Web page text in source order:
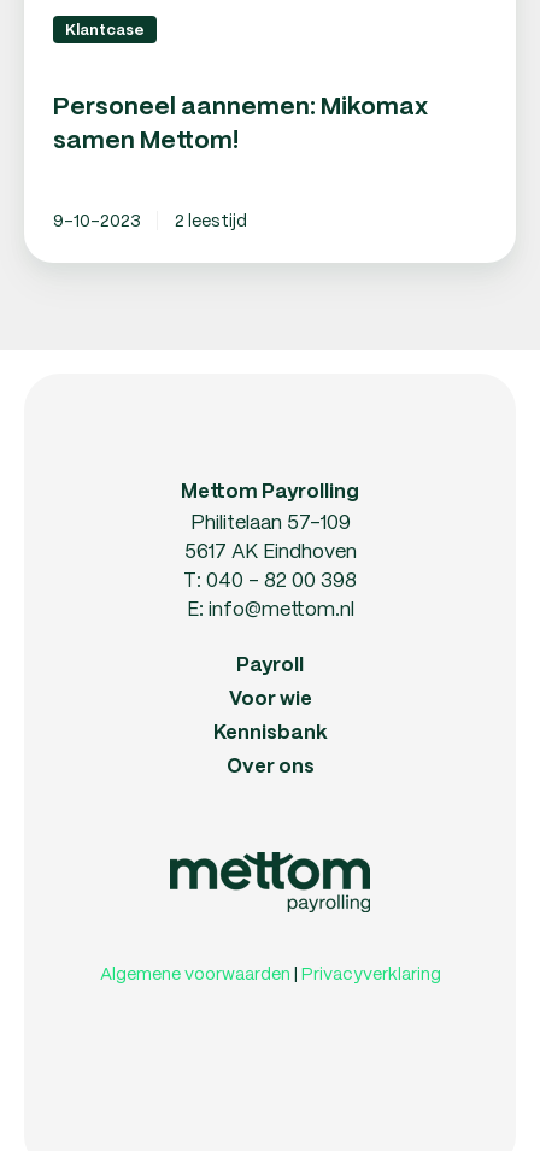
Klantcase
Personeel aannemen: Mikomax
samen Mettom!
9-10-2023 2 leestijd
Mettom Payrolling
Philitelaan 57-109
5617 AK Eindhoven
T: 040 - 82 00 398
E: info@mettom.nl
Payroll
Voor wie
Kennisbank
Over ons
Algemene voorwaarden|Privacyverklaring